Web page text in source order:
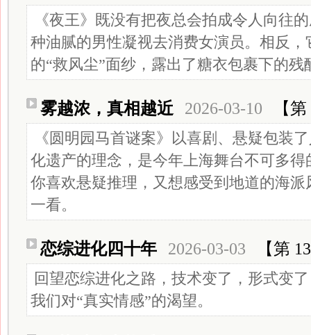
《夜王》既没有把夜总会拍成令人向往
种油腻的男性凝视去消费女演员。相反
的“救风尘”面纱，露出了糖衣包裹下的残
雾越浓，真相越近 2026-03-10 【
《圆明园马首谜案》以喜剧、悬疑包装
化遗产的理念，是今年上海舞台不可多
你喜欢悬疑推理，又想感受到地道的海
一看。
恋综进化四十年 2026-03-03 【第
回望恋综进化之路，技术变了，形式变
我们对“真实情感”的渴望。